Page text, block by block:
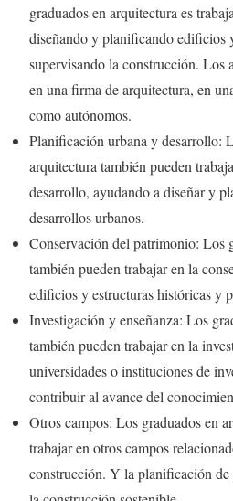
graduados en arquitectura es
diseñando y planificando edificios
supervisando la construcción. Los
en una firma de arquitectura, en
como autónomos.
Planificación urbana y desarrollo:
arquitectura también pueden
desarrollo, ayudando a diseñar y
desarrollos urbanos.
Conservación del patrimonio: Los
también pueden trabajar en la
edificios y estructuras históricas y
Investigación y enseñanza: Los
también pueden trabajar en la
universidades o instituciones de
contribuir al avance del
Otros campos: Los graduados en
trabajar en otros campos
construcción. Y la planificación